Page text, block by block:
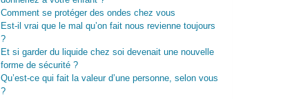
Comment se protéger des ondes chez vous
Est-il vrai que le mal qu’on fait nous revienne toujours
?
Et si garder du liquide chez soi devenait une nouvelle
forme de sécurité ?
Qu’est-ce qui fait la valeur d’une personne, selon vous
?